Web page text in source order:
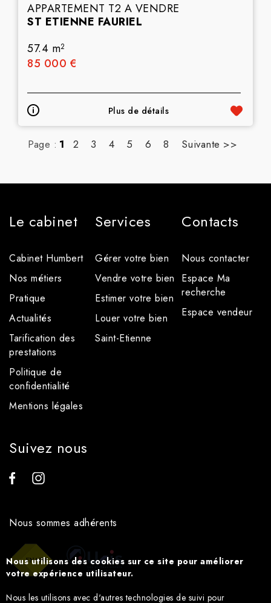
APPARTEMENT T2 A VENDRE
ST ETIENNE FAURIEL
57.4 m2
85 000 €
Plus de détails
Page : 1 2 3 4 5 6 8 Suivante >>
Le cabinet
Cabinet Humbert
Nos métiers
Pratique
Actualités
Tarification des
prestations
Politique de
confidentialité
Mentions légales
Services
Gérer votre bien
Vendre votre bien
Estimer votre bien
Louer votre bien
Saint-Etienne
Contacts
Nous contacter
Espace Ma
recherche
Espace vendeur
Suivez nous
Nous sommes adhérents
Nous utilisons des cookies sur ce site pour améliorer
votre expérience utilisateur.
Nous les utilisons avec d'autres technologies de suivi pour